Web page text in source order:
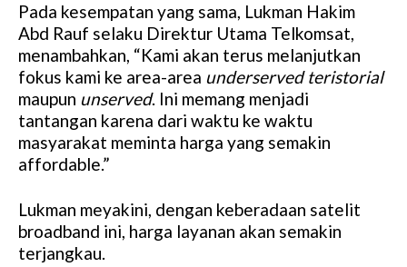
Pada kesempatan yang sama, Lukman Hakim
Abd Rauf selaku Direktur Utama Telkomsat,
menambahkan, “Kami akan terus melanjutkan
fokus kami ke area-area underserved teristorial
maupun unserved. Ini memang menjadi
tantangan karena dari waktu ke waktu
masyarakat meminta harga yang semakin
affordable.”
Lukman meyakini, dengan keberadaan satelit
broadband ini, harga layanan akan semakin
terjangkau.